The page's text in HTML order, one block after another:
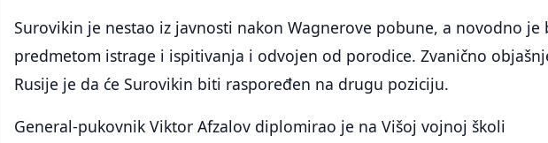
Surovikin je nestao iz javnosti nakon Wagnerove pobune, a novodno je
predmetom istrage i ispitivanja i odvojen od porodice. Zvanično
Rusije je da će Surovikin biti raspoređen na drugu poziciju.
General-pukovnik Viktor Afzalov diplomirao je na Višoj vojnoj školi